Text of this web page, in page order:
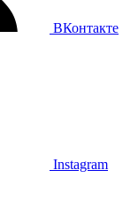
ВКонтакте
Instagram